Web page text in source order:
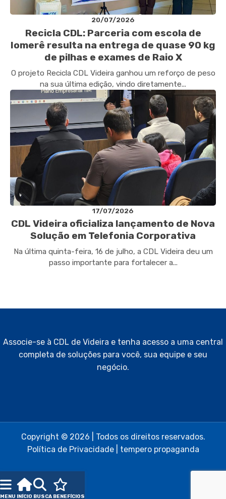
20/07/2026
Recicla CDL: Parceria com escola de
Iomerê resulta na entrega de quase 90 kg
de pilhas e exames de Raio X
O projeto Recicla CDL Videira ganhou um reforço de peso
na sua última edição, vindo diretamente...
17/07/2026
CDL Videira oficializa lançamento de Nova
Solução em Telefonia Corporativa
Na última quinta-feira, 16 de julho, a CDL Videira deu um
passo importante para fortalecer a...
MENU INÍCIO BUSCA BENEFÍCIOS
Associe-se à CDL de Videira e tenha acesso a uma central
completa de soluções para você, sua equipe e seu
negócio.
Copyright © 2026 | Todos os direitos reservados.
Política de Privacidade| tempero propaganda